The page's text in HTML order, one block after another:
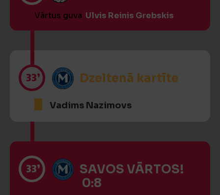
Vārtus guva Ulvis Reinis Grebskis
33’ Dzeltenā kartīte
Vadims Nazimovs
33’
SAVOS VĀRTOS!
0:8